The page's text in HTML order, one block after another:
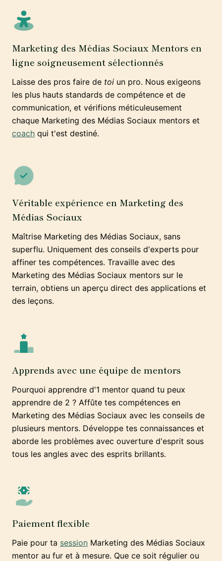
Marketing des Médias Sociaux Mentors en
ligne soigneusement sélectionnés
Laisse des pros faire de toi un pro. Nous exigeons
les plus hauts standards de compétence et de
communication, et vérifions méticuleusement
chaque Marketing des Médias Sociaux mentors et
coach qui t'est destiné.
Véritable expérience en Marketing des
Médias Sociaux
Maîtrise Marketing des Médias Sociaux, sans
superflu. Uniquement des conseils d'experts pour
affiner tes compétences. Travaille avec des
Marketing des Médias Sociaux mentors sur le
terrain, obtiens un aperçu direct des applications et
des leçons.
Apprends avec une équipe de mentors
Pourquoi apprendre d'1 mentor quand tu peux
apprendre de 2 ? Affûte tes compétences en
Marketing des Médias Sociaux avec les conseils de
plusieurs mentors. Développe tes connaissances et
aborde les problèmes avec ouverture d'esprit sous
tous les angles avec des esprits brillants.
Paiement flexible
Paie pour ta session Marketing des Médias Sociaux
mentor au fur et à mesure. Que ce soit régulier ou